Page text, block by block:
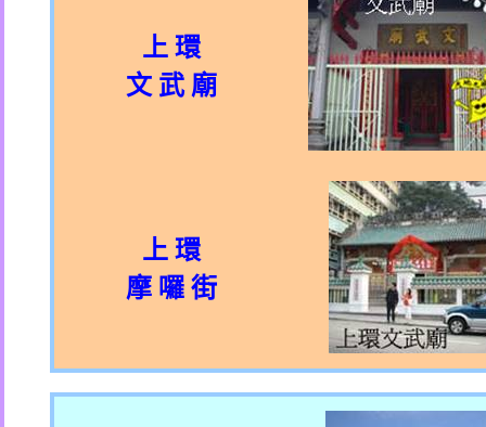
上 環
文 武 廟
上 環
摩 囉 街